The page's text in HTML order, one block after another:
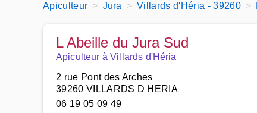
Apiculteur Jura Villards d'Héria - 39260
L Abeille du Jura Sud
Apiculteur à Villards d'Héria
2 rue Pont des Arches
39260 VILLARDS D HERIA
06 19 05 09 49